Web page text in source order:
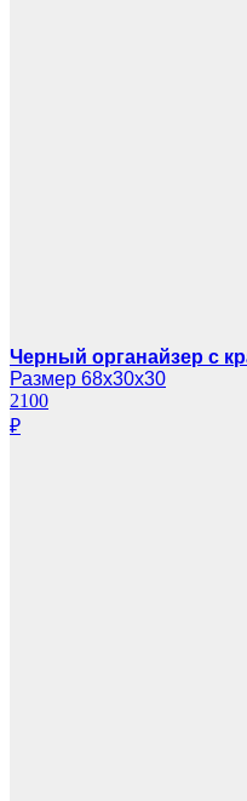
Черный органайзер с
Размер 68х30х30
2100
₽